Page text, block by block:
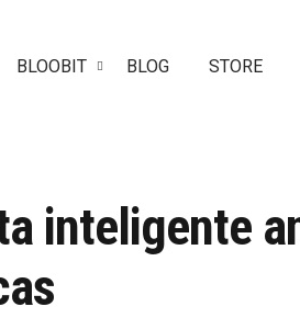
BLOOBIT BLOG
STORE
inteligente